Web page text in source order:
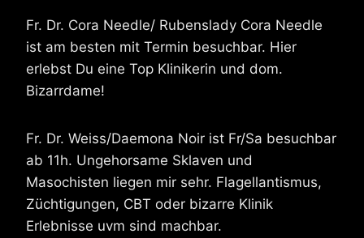
Fr. Dr. Cora Needle/ Rubenslady Cora Needle
ist am besten mit Termin besuchbar. Hier
erlebst Du eine Top Klinikerin und dom.
Bizarrdame!
Fr. Dr. Weiss/Daemona Noir ist Fr/Sa besuchbar
ab 11h. Ungehorsame Sklaven und
Masochisten liegen mir sehr. Flagellantismus,
Züchtigungen, CBT oder bizarre Klinik
Erlebnisse uvm sind machbar.